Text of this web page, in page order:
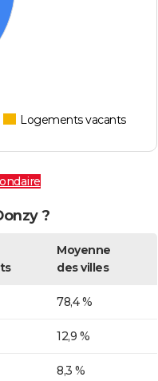
Logements vacants
?
Moyenne
des villes
78,4 %
12,9 %
8,3 %